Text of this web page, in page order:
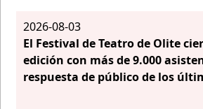
2026-08-03
El Festival de Teatro de Olite
edición con más de 9.000
respuesta de público de los